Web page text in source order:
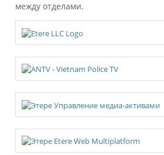
между отделами.